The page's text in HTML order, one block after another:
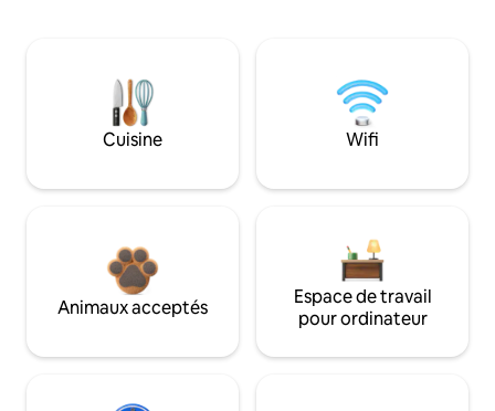
Cuisine Wifi
Animaux acceptés
Espace de travail
pour ordinateur